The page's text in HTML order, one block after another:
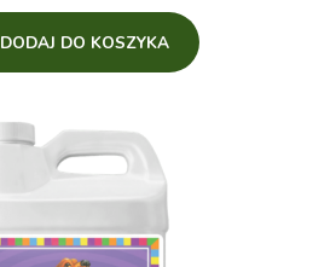
DODAJ DO KOSZYKA